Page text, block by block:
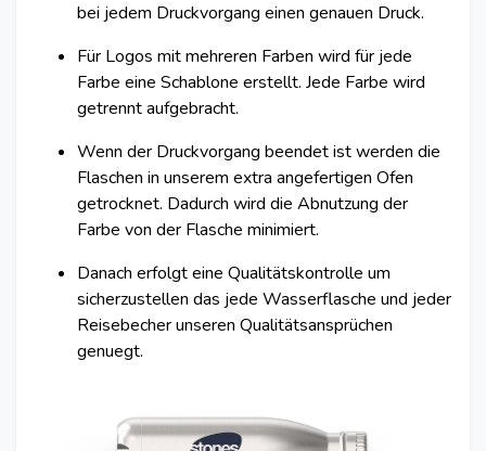
bei jedem Druckvorgang einen genauen Druck.
Für Logos mit mehreren Farben wird für jede
Farbe eine Schablone erstellt. Jede Farbe wird
getrennt aufgebracht.
Wenn der Druckvorgang beendet ist werden die
Flaschen in unserem extra angefertigen Ofen
getrocknet. Dadurch wird die Abnutzung der
Farbe von der Flasche minimiert.
Danach erfolgt eine Qualitätskontrolle um
sicherzustellen das jede Wasserflasche und jeder
Reisebecher unseren Qualitätsansprüchen
genuegt.